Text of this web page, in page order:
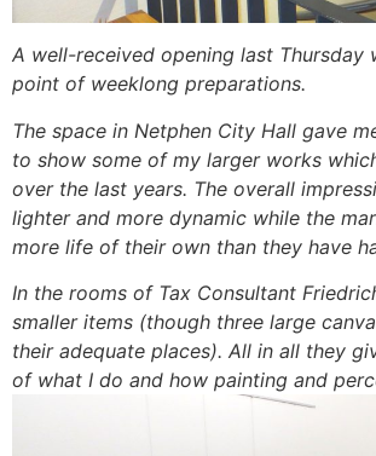
A well-received opening last Thursday
point of weeklong preparations.
The space in Netphen City Hall gave
to show some of my larger works
over the last years. The overall
lighter and more dynamic while the
more life of their own than they have
In the rooms of Tax Consultant
smaller items (though three large
their adequate places). All in all they
of what I do and how painting and